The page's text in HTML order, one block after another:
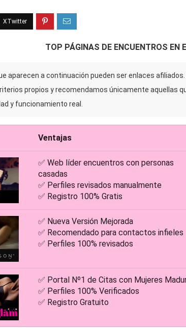
TOP PÁGINAS DE ENCUENTROS EN
aparecen a continuación pueden ser enlaces afiliados.
propios y recomendamos únicamente aquellas
y funcionamiento real.
Ventajas
✅ Web líder encuentros con personas
casadas
✅ Perfiles revisados manualmente
✅ Registro 100% Gratis
✅ Nueva Versión Mejorada
✅ Recomendado para contactos infieles
✅ Perfiles 100% revisados
✅ Portal Nº1 de Citas con Mujeres
✅ Perfiles 100% Verificados
✅ Registro Gratuito